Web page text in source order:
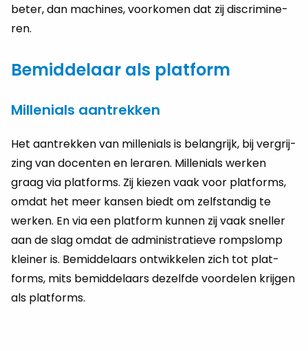
beter, dan ma­chi­nes, voor­ko­men dat zij dis­cri­mi­ne­
ren.
Bemiddelaar als platform
Millenials aantrekken
Het aan­trek­ken van mil­le­ni­als is be­lang­rijk, bij ver­grij­
zing van do­cen­ten en le­ra­ren. Mil­le­ni­als wer­ken
graag via plat­forms. Zij kie­zen vaak voor plat­forms,
omdat het meer kan­sen biedt om zelf­stan­dig te
wer­ken. En via een plat­form kun­nen zij vaak snel­ler
aan de slag omdat de ad­mi­ni­stra­tie­ve romp­slomp
klei­ner is. Be­mid­de­laars ont­wik­ke­len zich tot plat­
forms, mits be­mid­de­laars de­zelf­de voor­de­len krij­gen
als plat­forms.